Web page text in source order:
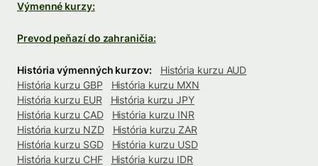
Výmenné kurzy:
Prevod peňazí do zahraničia:
História výmenných kurzov:
História kurzu AUD
História kurzu GBP
História kurzu MXN
História kurzu EUR
História kurzu JPY
História kurzu CAD
História kurzu INR
História kurzu NZD
História kurzu ZAR
História kurzu SGD
História kurzu USD
História kurzu CHF
História kurzu IDR